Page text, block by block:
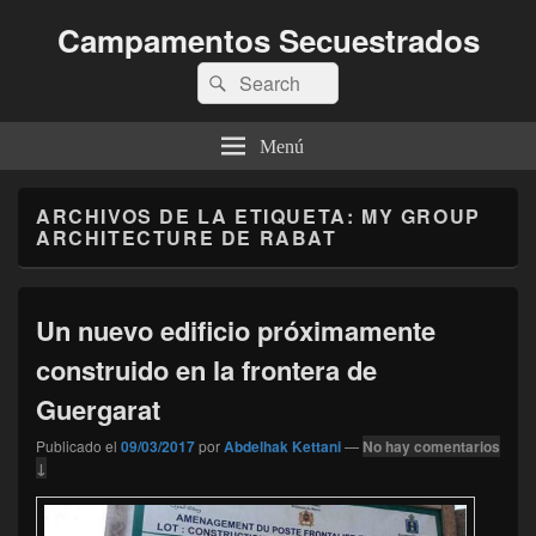
Campamentos Secuestrados
Buscar
por:
Buscar
Menú
ARCHIVOS DE LA ETIQUETA: MY GROUP
ARCHITECTURE DE RABAT
Un nuevo edificio próximamente
construido en la frontera de
Guergarat
Publicado el 09/03/2017porAbdelhak Kettani— No hay comentarios
↓